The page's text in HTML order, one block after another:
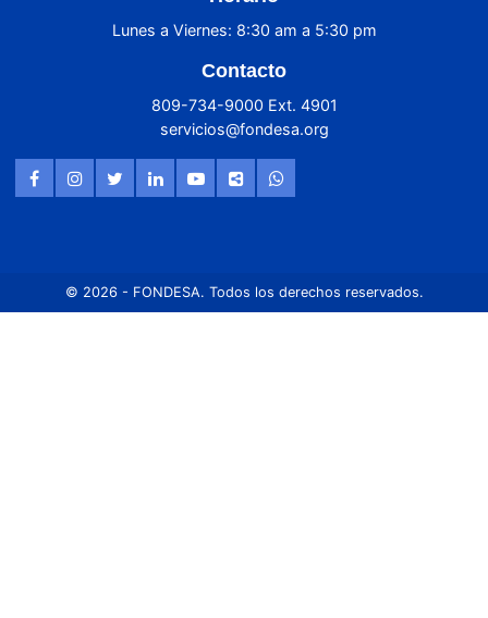
Lunes a Viernes: 8:30 am a 5:30 pm
Contacto
809-734-9000 Ext. 4901
servicios@fondesa.org
© 2026 - FONDESA. Todos los derechos reservados.